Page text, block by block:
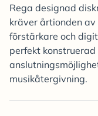
Rega designad
kräver årtionden
förstärkare och
perfekt
musikåtergivning.